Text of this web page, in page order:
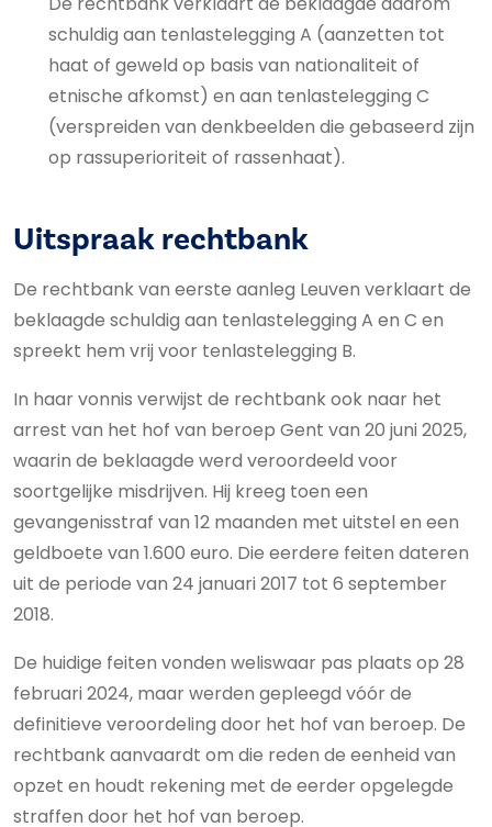
schuldig aan tenlastelegging A (aanzetten tot
haat of geweld op basis van nationaliteit of
etnische afkomst) en aan tenlastelegging C
(verspreiden van denkbeelden die gebaseerd zijn
op rassuperioriteit of rassenhaat).
Uitspraak rechtbank
De rechtbank van eerste aanleg Leuven verklaart de
beklaagde schuldig aan tenlastelegging A en C en
spreekt hem vrij voor tenlastelegging B.
In haar vonnis verwijst de rechtbank ook naar het
arrest van het hof van beroep Gent van 20 juni 2025,
waarin de beklaagde werd veroordeeld voor
soortgelijke misdrijven. Hij kreeg toen een
gevangenisstraf van 12 maanden met uitstel en een
geldboete van 1.600 euro. Die eerdere feiten dateren
uit de periode van 24 januari 2017 tot 6 september
2018.
De huidige feiten vonden weliswaar pas plaats op 28
februari 2024, maar werden gepleegd vóór de
definitieve veroordeling door het hof van beroep. De
rechtbank aanvaardt om die reden de eenheid van
opzet en houdt rekening met de eerder opgelegde
straffen door het hof van beroep.